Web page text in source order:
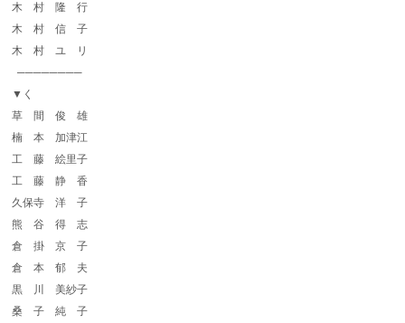
木 村 隆 行
木 村 信 子
木 村 ユ リ
────────
▼く
草 間 俊 雄
楠 本 加津江
工 藤 絵里子
工 藤 静 香
久保寺 洋 子
熊 谷 得 志
倉 掛 京 子
倉 本 郁 夫
黒 川 美紗子
桑 子 純 子